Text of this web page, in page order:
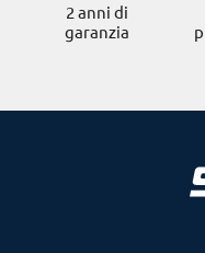
2 anni di
garanzia